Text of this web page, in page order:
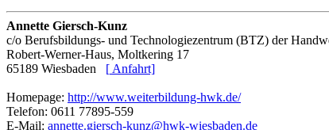
Annette Giersch-Kunz
c/o Berufsbildungs- und Technologiezentrum (BTZ) der
Robert-Werner-Haus, Moltkering 17
65189 Wiesbaden [ Anfahrt]
Homepage: http://www.weiterbildung-hwk.de/
Telefon: 0611 77895-559
E-Mail: annette.giersch-kunz@hwk-wiesbaden.de